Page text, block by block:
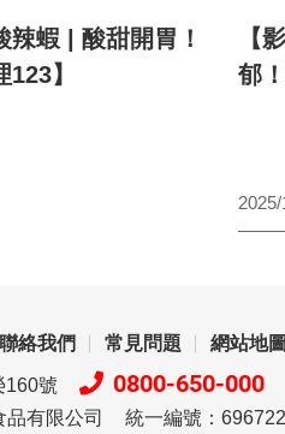
辣蝦 | 酸甜開胃！
】
【
郁
聯絡我們 常見問題 網站地圖
160號 0800-650-000
有限公司 統一編號：